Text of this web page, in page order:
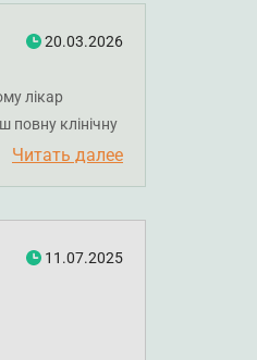
20.03.2026
лікар
повну клінічну
до
Читать далее
11.07.2025